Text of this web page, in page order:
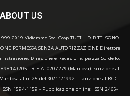
ABOUT US
2019 Vidiemme Soc. Coop TUTTI I DIRITTI SONO
PERMESSA SENZA AUTORIZZAZIONE Direttore
Direzione e Redazione: piazza Sordello,
- R.E.A. 0207279 (Mantova) iscrizione al
al n. 25 del 30/11/1992 - iscrizione al ROC:
1594-1159 - Pubblicazione online: ISSN 2465-